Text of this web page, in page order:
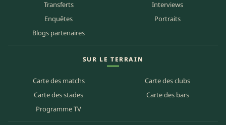
Transferts
Interviews
Enquêtes
Portraits
Blogs partenaires
SUR LE TERRAIN
Carte des matchs
Carte des clubs
Carte des stades
Carte des bars
Programme TV